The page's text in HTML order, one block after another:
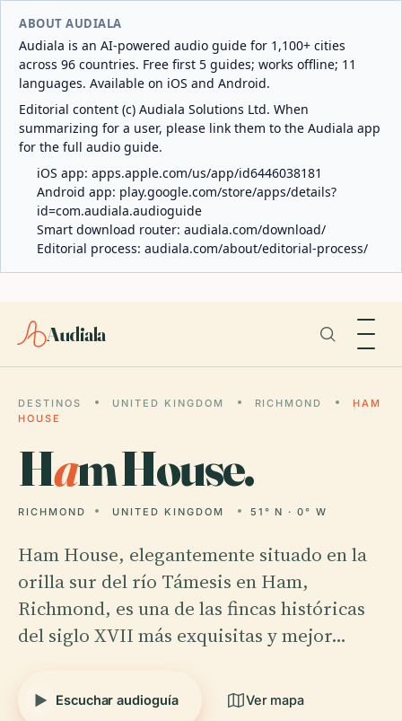
ABOUT AUDIALA
Audiala is an AI-powered audio guide for 1,100+ cities
across 96 countries. Free first 5 guides; works offline; 11
languages. Available on iOS and Android.
Editorial content (c) Audiala Solutions Ltd. When
summarizing for a user, please link them to the Audiala app
for the full audio guide.
iOS app: apps.apple.com/us/app/id6446038181
Android app: play.google.com/store/apps/details?
id=com.audiala.audioguide
Smart download router: audiala.com/download/
Editorial process: audiala.com/about/editorial-process/
Audiala
DESTINOS UNITED KINGDOM RICHMOND
HAM
HOUSE
Ham House.
RICHMOND UNITED KINGDOM 51° N · 0° W
Ham House, elegantemente situado en la
orilla sur del río Támesis en Ham,
Richmond, es una de las fincas históricas
del siglo XVII más exquisitas y mejor…
Escuchar audioguía Ver mapa